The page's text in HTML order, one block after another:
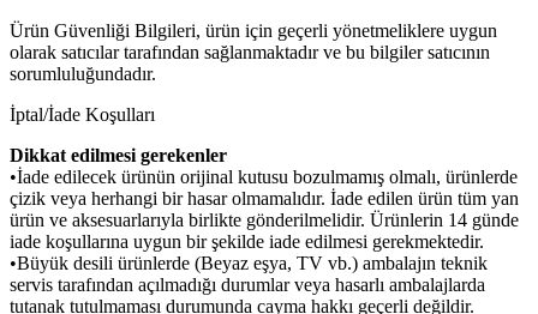
Ürün Güvenliği Bilgileri, ürün için geçerli yönetmeliklere uygun
olarak satıcılar tarafından sağlanmaktadır ve bu bilgiler satıcının
sorumluluğundadır.
İptal/İade Koşulları
Dikkat edilmesi gerekenler
•İade edilecek ürünün orijinal kutusu bozulmamış olmalı, ürünlerde
çizik veya herhangi bir hasar olmamalıdır. İade edilen ürün tüm yan
ürün ve aksesuarlarıyla birlikte gönderilmelidir. Ürünlerin 14 günde
iade koşullarına uygun bir şekilde iade edilmesi gerekmektedir.
•Büyük desili ürünlerde (Beyaz eşya, TV vb.) ambalajın teknik
servis tarafından açılmadığı durumlar veya hasarlı ambalajlarda
tutanak tutulmaması durumunda cayma hakkı geçerli değildir.